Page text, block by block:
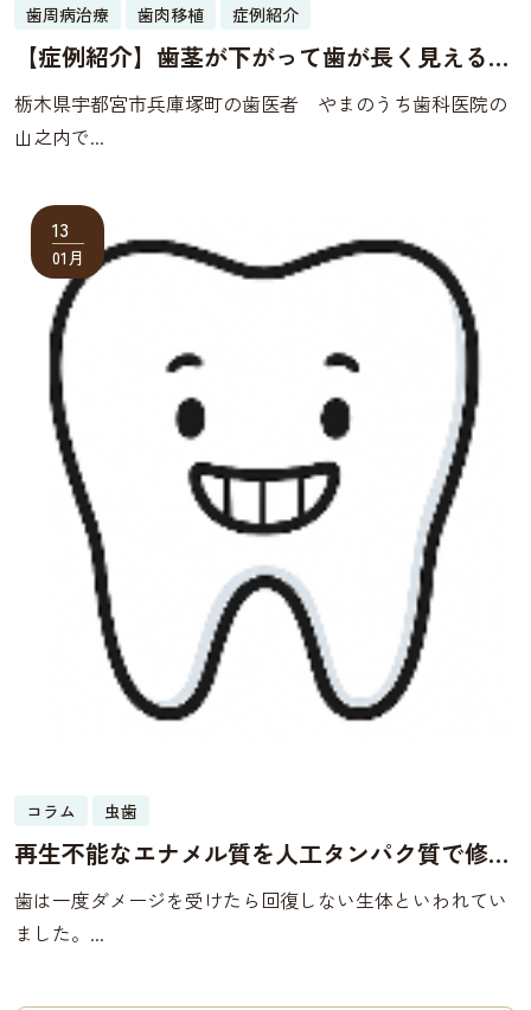
歯周病治療
歯肉移植 症例紹介
【症例紹介】歯茎が下がって歯が長く見える
30代女性が歯肉移植で改善した症例
栃木県宇都宮市兵庫塚町の歯医者 やまのうち歯科医院の
山之内で...
13
01月
コラム 虫歯
再生不能なエナメル質を人工タンパク質で修復
する研究
歯は一度ダメージを受けたら回復しない生体といわれてい
ました。...